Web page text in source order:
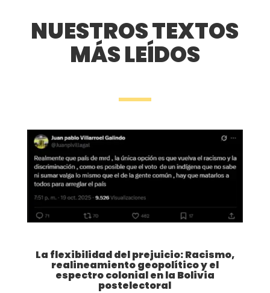
NUESTROS TEXTOS
MÁS LEÍDOS
La flexibilidad del prejuicio: Racismo,
realineamiento geopolítico y el
espectro colonial en la Bolivia
postelectoral